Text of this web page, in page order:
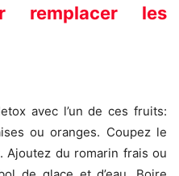
remplacer les
avec l’un de ces fruits:
ou oranges. Coupez le
du romarin frais ou